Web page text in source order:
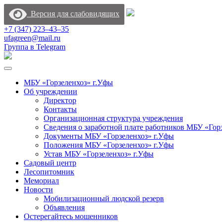
Версия для слабовидящих
+7 (347) 223‒43‒35
ufagreen@mail.ru
Группа в Telegram
МБУ «Горзеленхоз» г.Уфы
Об учреждении
Директор
Контакты
Организационная структура учреждения
Сведения о заработной плате работников МБУ
Документы МБУ «Горзеленхоз» г.Уфы
Положения МБУ «Горзеленхоз» г.Уфы
Устав МБУ «Горзеленхоз» г.Уфы
Садовый центр
Лесопитомник
Мемориал
Новости
Мобилизационный людской резерв
Объявления
Остерегайтесь мошенников